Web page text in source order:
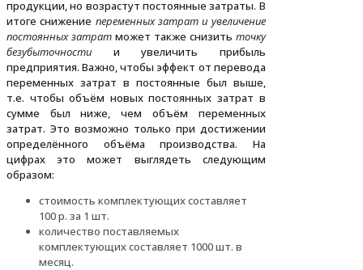
продукции, но возрастут постоянные затраты. В
итоге снижение переменных затрат и увеличение
постоянных затратможет также снизить точку
безубыточности и увеличить прибыль
предприятия. Важно, чтобы эффект от перевода
переменных затрат в постоянные был выше,
т.е. чтобы объём новых постоянных затрат в
сумме был ниже, чем объём переменных
затрат. Это возможно только при достижении
определённого объёма производства. На
цифрах это может выглядеть следующим
образом:
стоимость комплектующих составляет
100 р. за 1 шт.
количество поставляемых
комплектующих составляет 1000 шт. в
месяц.